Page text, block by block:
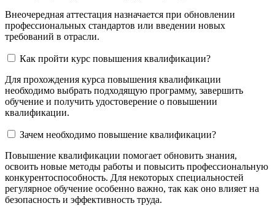
Внеочередная аттестация назначается при обновлении
профессиональных стандартов или введении новых
требований в отрасли.
Как пройти курс повышения квалификации?
Для прохождения курса повышения квалификации
необходимо выбрать подходящую программу, завершить
обучение и получить удостоверение о повышении
квалификации.
Зачем необходимо повышение квалификации?
Повышение квалификации помогает обновить знания,
освоить новые методы работы и повысить профессиональную
конкурентоспособность. Для некоторых специальностей
регулярное обучение особенно важно, так как оно влияет на
безопасность и эффективность труда.